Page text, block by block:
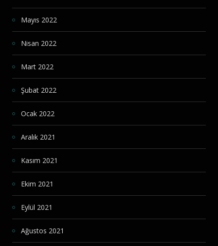
Mayıs 2022
Nisan 2022
Mart 2022
Şubat 2022
Ocak 2022
Aralık 2021
Kasım 2021
Ekim 2021
Eylül 2021
Ağustos 2021